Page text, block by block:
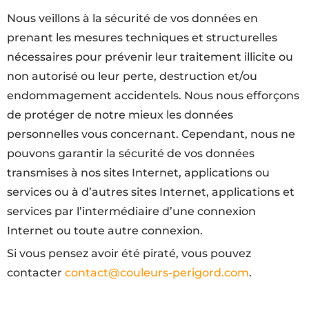
Nous veillons à la sécurité de vos données en
prenant les mesures techniques et structurelles
nécessaires pour prévenir leur traitement illicite ou
non autorisé ou leur perte, destruction et/ou
endommagement accidentels. Nous nous efforçons
de protéger de notre mieux les données
personnelles vous concernant. Cependant, nous ne
pouvons garantir la sécurité de vos données
transmises à nos sites Internet, applications ou
services ou à d’autres sites Internet, applications et
services par l’intermédiaire d’une connexion
Internet ou toute autre connexion.
Si vous pensez avoir été piraté, vous pouvez
contacter contact@couleurs-perigord.com.